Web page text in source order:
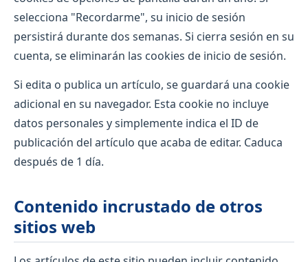
selecciona "Recordarme", su inicio de sesión
persistirá durante dos semanas. Si cierra sesión en su
cuenta, se eliminarán las cookies de inicio de sesión.
Si edita o publica un artículo, se guardará una cookie
adicional en su navegador. Esta cookie no incluye
datos personales y simplemente indica el ID de
publicación del artículo que acaba de editar. Caduca
después de 1 día.
Contenido incrustado de otros
sitios web